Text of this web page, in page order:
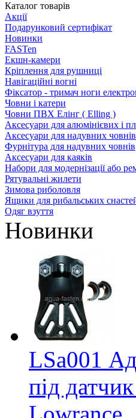
Каталог товарів
Акції
Подарунковий сертифікат
Новинки
FASTen
Екшн-камери
Кріплення для рушниці
Навігаційні вогні
Фіксатор - тримач ноги
Човни і катери
Човни ПВХ Елінг ( Elling )
Аксесуари для алюмінієвих і
Аксесуари для надувних
Фурнітура для надувних човнів
Аксесуари для каяків
Набори для модернізації або
Рятувальні жилети
Зимова риболовля
Ящики для рибальських
Одяг взуття
Новинки
LSa001
під